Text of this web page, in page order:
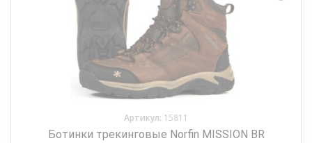
Артикул: 15811
Ботинки трекинговые Norfin MISSION BR